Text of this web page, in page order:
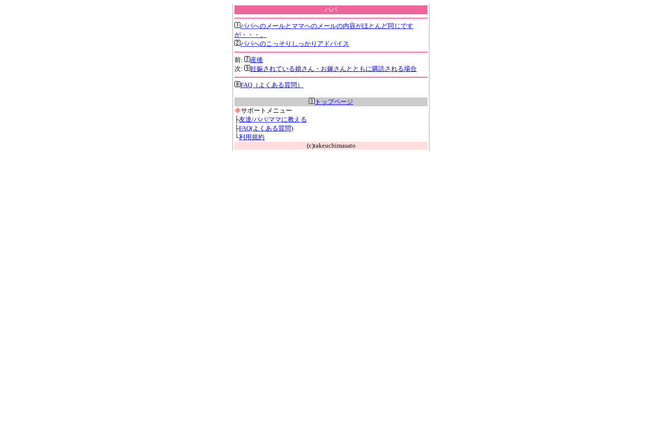
パパ
パパへのメールとママへのメールの内容がほとんど同じです
が・・・。
パパへのこっそりしっかりアドバイス
前:
産後
次:
妊娠されている娘さん・お嫁さんとともに購読される場合
FAQ（よくある質問）
トップページ
◆サポートメニュー
├友達/パパ/ママに教える
├FAQ(よくある質問)
└利用規約
(c)takeuchimasato